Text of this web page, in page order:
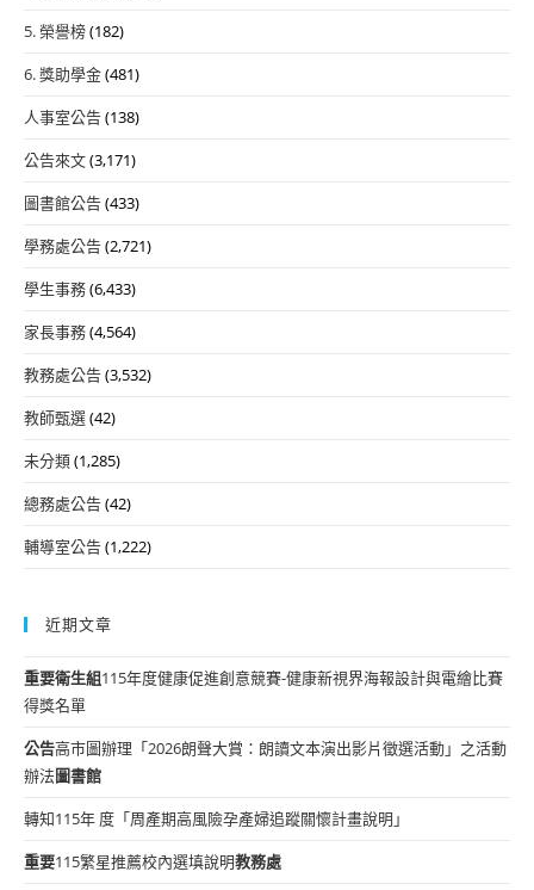
5. 榮譽榜(182)
6. 獎助學金(481)
人事室公告(138)
公告來文(3,171)
圖書館公告(433)
學務處公告(2,721)
學生事務(6,433)
家長事務(4,564)
教務處公告(3,532)
教師甄選(42)
未分類(1,285)
總務處公告(42)
輔導室公告(1,222)
近期文章
重要衛生組115年度健康促進創意競賽-健康新視界海報設計與電繪比賽
得獎名單
公告高市圖辦理「2026朗聲大賞：朗讀文本演出影片徵選活動」之活動
辦法圖書館
轉知115年 度「周產期高風險孕產婦追蹤關懷計畫說明」
重要115繁星推薦校內選填說明教務處